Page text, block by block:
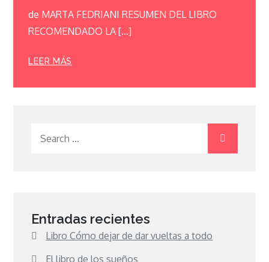
de MARTA FEDRIANI RESUMEN DEL LIBRO
RECOMENDADO LA […]
LEER MÁS
Entradas recientes
Libro Cómo dejar de dar vueltas a todo
El libro de los sueños